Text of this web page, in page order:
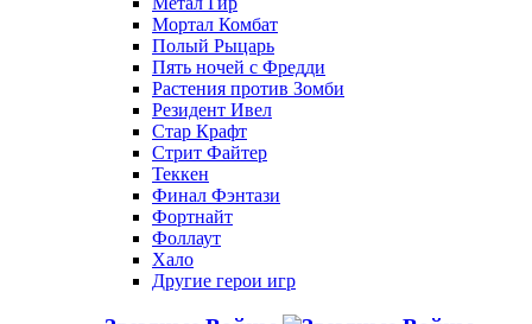
Мортал Комбат
Полый Рыцарь
Пять ночей с Фредди
Растения против Зомби
Резидент Ивел
Стар Крафт
Стрит Файтер
Теккен
Финал Фэнтази
Фортнайт
Фоллаут
Хало
Другие герои игр